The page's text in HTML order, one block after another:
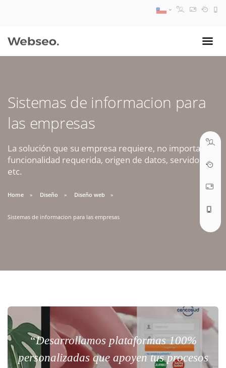
Sistemas de informacion para
las empresas
La solución que su empresa requiere, no importa la
funcionalidad requerida, origen de datos, servidores,
etc.
Home Diseño Diseño web
Sistemas de informacion para las empresas
“Desarrollamos plataformas 100%
personalizadas que apoyen tus procesos
09:30 AM A 18:30 PM
soporte@webseo.cl